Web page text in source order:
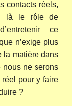
contacts réels,
là le rôle de
ce
n’exige plus
la matière dans
nous ne serons
réel pour y faire
?